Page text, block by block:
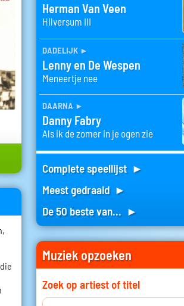
Herman Van Veen
Hilversum III
dadelijk ►
Lenny en De Wespen
Meneertje nee
daarna ►
Danny Fabry
Als ik de zomer in je ogen zie
Complete speellijst ►
Meest gedraaid ►
De 50 beste van... ►
Muziek opzoeken
Zoek op artiest of titel